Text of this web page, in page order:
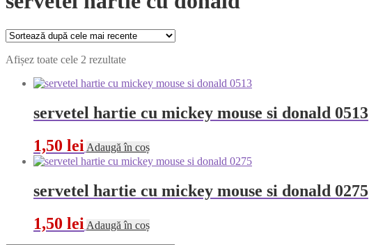
Afișez toate cele 2 rezultateSortat
cele
recente
servetel hartie cu mickey mouse si donald 0513
1,50 lei Adaugă în coș
servetel hartie cu mickey mouse si donald 0275
1,50 lei Adaugă în coș